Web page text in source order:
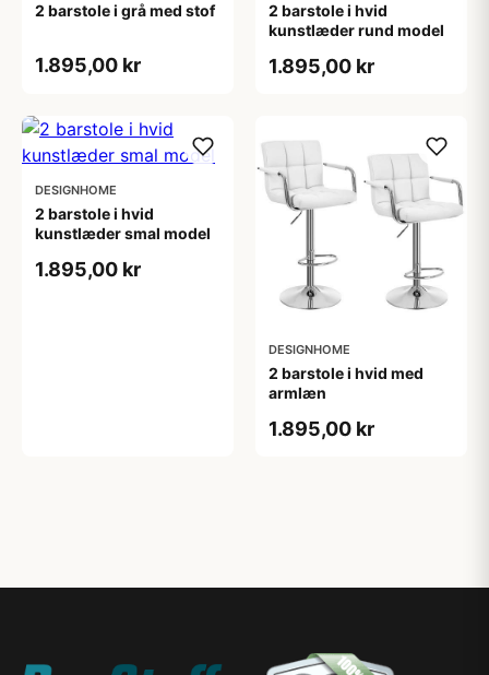
2 barstole i grå med stof
1.895,00 kr
2 barstole i hvid
kunstlæder rund model
1.895,00 kr
DESIGNHOME
2 barstole i hvid
kunstlæder smal model
1.895,00 kr
DESIGNHOME
2 barstole i hvid med
armlæn
1.895,00 kr